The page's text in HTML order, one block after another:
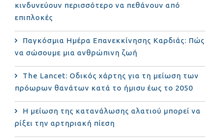
κινδυνεύουν περισσότερο να πεθάνουν από
επιπλοκές
Παγκόσμια Ημέρα Επανεκκίνησης Καρδιάς: Πώς
να σώσουμε μια ανθρώπινη ζωή
The Lancet: Οδικός χάρτης για τη μείωση των
πρόωρων θανάτων κατά το ήμισυ έως το 2050
Η μείωση της κατανάλωσης αλατιού μπορεί να
ρίξει την αρτηριακή πίεση